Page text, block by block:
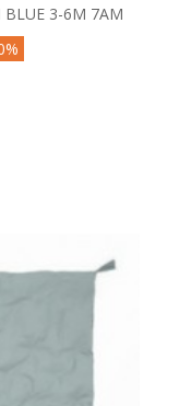
BLUE 3-6M 7AM